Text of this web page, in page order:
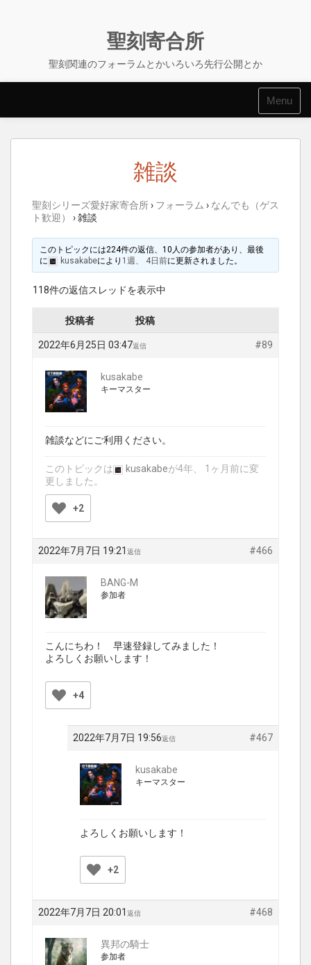
聖刻寄合所
聖刻関連のフォーラムとかいろいろ先行公開とか
Menu
雑談
聖刻シリーズ愛好家寄合所› フォーラム › なんでも（ゲス
ト歓迎）
›雑談
このトピックには224件の返信、10人の参加者があり、最後
に
kusakabeにより 1週、 4日前に更新されました。
118件の返信スレッドを表示中
投稿者 投稿
2022年6月25日 03:47 #89
返信
kusakabe
キーマスター
雑談などにご利用ください。
このトピックは kusakabeが4年、 1ヶ月前に変
更しました。
+2
2022年7月7日 19:21 #466
返信
BANG-M
参加者
こんにちわ！ 早速登録してみました！
よろしくお願いします！
+4
2022年7月7日 19:56 #467
返信
kusakabe
キーマスター
よろしくお願いします！
+2
2022年7月7日 20:01 #468
返信
異邦の騎士
参加者